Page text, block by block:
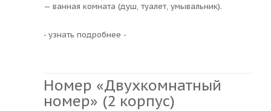
— ванная комната (душ, туалет, умывальник).
- узнать подробнее -
Номер «Двухкомнатный
номер» (2 корпус)